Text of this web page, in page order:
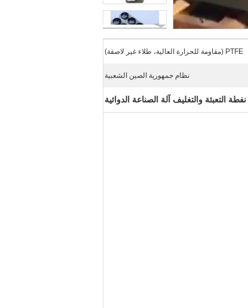
PTFE (مقاومة للحرارة العالية، طلاء غير لاصقة)
نظام جمهورية الصين الشعبية
نفطة التعبئة والتغليف آلة الصناعة الدوائية